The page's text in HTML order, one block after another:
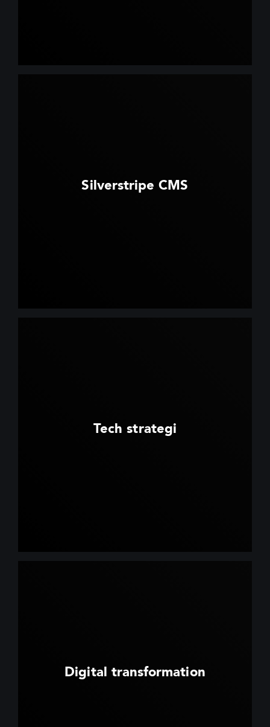
Silverstripe CMS
Tech strategi
Digital transformation